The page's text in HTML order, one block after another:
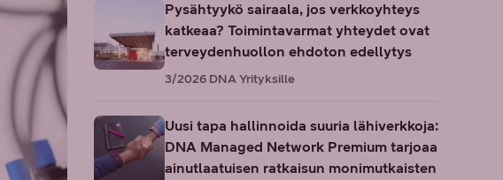
Pysähtyykö sairaala, jos verkkoyhteys
katkeaa? Toimintavarmat yhteydet ovat
terveydenhuollon ehdoton edellytys
3/2026 DNA Yrityksille
Uusi tapa hallinnoida suuria lähiverkkoja:
DNA Managed Network Premium tarjoaa
ainutlaatuisen ratkaisun monimutkaisten